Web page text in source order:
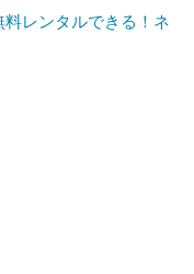
レンタルできる！ネ